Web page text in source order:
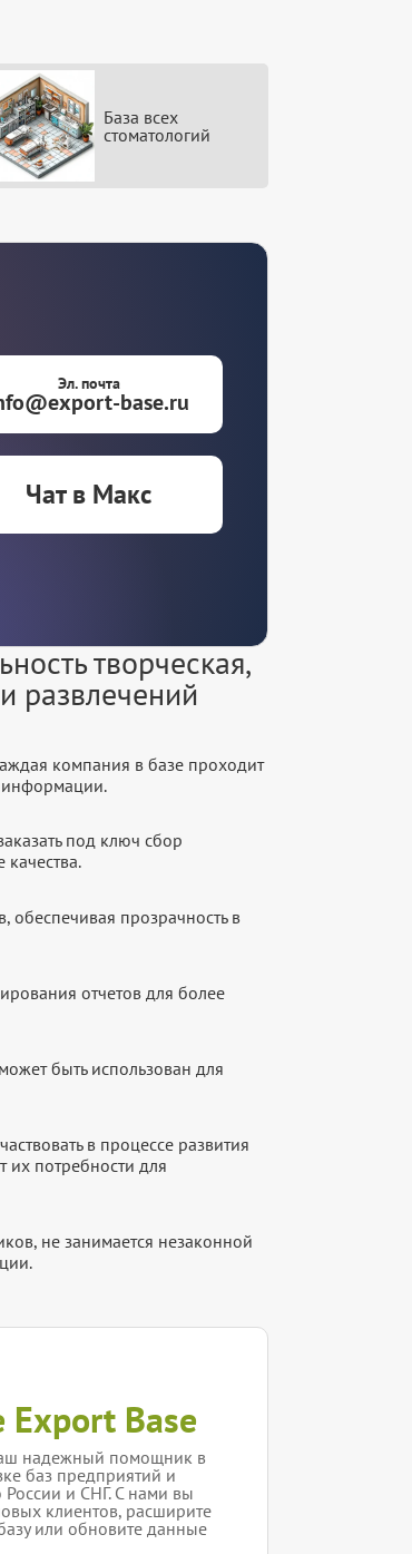
База всех
стоматологий
Эл. почта
base.ru
Чат в Макс
творческая,
развлечений
компания в базе проходит
информации.
под ключ сбор
обеспечивая прозрачность в
отчетов для более
быть использован для
в процессе развития
их потребности для
не занимается незаконной
Export Base
надежный помощник в
баз предприятий и
и СНГ. С нами вы
клиентов, расширите
или обновите данные